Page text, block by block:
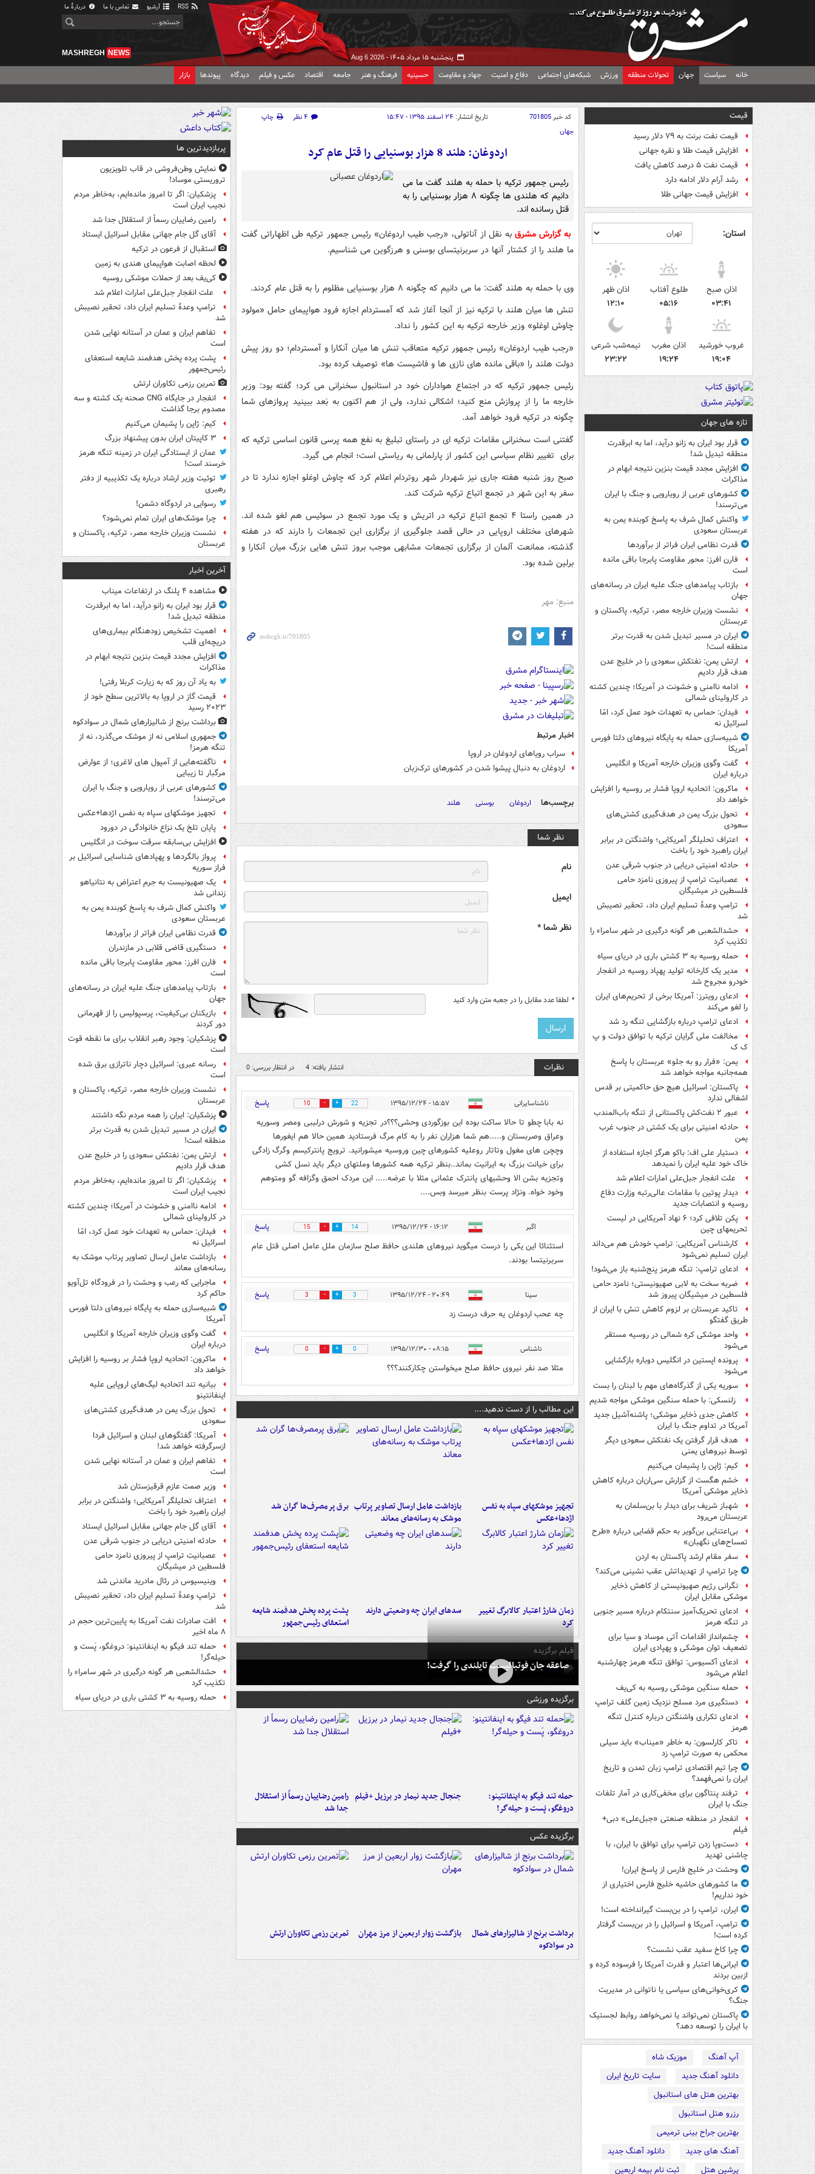
آرشیو تماس با ما دربارهٔ ما
پنجشنبه ۱۵ مرداد ۱۴۰۵ - Aug 6 2026
MASHREGH NEWS
خانه سیاست جهان تحولات منطقه ورزش شبکه‌های اجتماعی دفاع و امنیت جهاد و مقاومت حسینیه فرهنگ و هنر جامعه اقتصاد عکس و فیلم دیدگاه پیوندها بازار
قیمت
قیمت نفت برنت به ۷۹ دلار رسید
افزایش قیمت طلا و نقره جهانی
قیمت نفت ۵ درصد کاهش یافت
رشد آرام دلار ادامه دارد
افزایش قیمت جهانی طلا
استان:
اذان صبح
۰۳:۴۱
طلوع آفتاب
۰۵:۱۶
اذان ظهر
۱۲:۱۰
غروب خورشید
۱۹:۰۴
اذان مغرب
۱۹:۲۴
نیمه‌شب شرعی
۲۳:۲۲
تازه های جهان
قرار بود ایران به زانو درآید، اما به ابرقدرت
منطقه تبدیل شد!
افزایش مجدد قیمت بنزین نتیجه ابهام در
مذاکرات
کشورهای عربی از رویارویی و جنگ با ایران
می‌ترسند!
واکنش کمال شرف به پاسخ کوبنده یمن به
عربستان سعودی
قدرت نظامی ایران فراتر از برآوردها
فارن افرز: محور مقاومت پابرجا باقی مانده
است
بازتاب پیامدهای جنگ علیه ایران در رسانه‌های
جهان
نشست وزیران خارجه مصر، ترکیه، پاکستان و
عربستان
ایران در مسیر تبدیل شدن به قدرت برتر
منطقه است!
ارتش یمن: نفتکش سعودی را در خلیج عدن
هدف قرار دادیم
ادامه ناامنی و خشونت در آمریکا؛ چندین کشته
در کارولینای شمالی
فیدان: حماس به تعهدات خود عمل کرد، امّا
اسرائیل نه
شبیه‌سازی حمله به پایگاه نیروهای دلتا فورس
آمریکا
گفت وگوی وزیران خارجه آمریکا و انگلیس
درباره ایران
ماکرون: اتحادیه اروپا فشار بر روسیه را افزایش
خواهد داد
تحول بزرگ یمن در هدف‌گیری کشتی‌های
سعودی
اعتراف تحلیلگر آمریکایی؛ واشنگتن در برابر
ایران راهبرد خود را باخت
حادثه امنیتی دریایی در جنوب شرقی عدن
عصبانیت ترامپ از پیروزی نامزد حامی
فلسطین در میشیگان
ترامپ وعدۀ تسلیم ایران داد، تحقیر نصیبش
شد
حشدالشعبی هر گونه درگیری در شهر سامراء را
تکذیب کرد
حمله روسیه به ۳ کشتی باری در دریای سیاه
مدیر یک کارخانه تولید پهپاد روسیه در انفجار
خودرو مجروح شد
ادعای رویترز: آمریکا برخی از تحریم‌های ایران
را لغو می‌کند
ادعای ترامپ درباره بازگشایی تنگه رد شد
مخالفت ملی گرایان ترکیه با توافق دولت و پ
ک ک
یمن: «فرار رو به جلو» عربستان با پاسخ
همه‌جانبه‌ مواجه خواهد شد
پاکستان: اسرائیل هیچ حق حاکمیتی بر قدس
اشغالی ندارد
عبور ۲ نفت‌کش پاکستانی از تنگه باب‌المندب
حادثه امنیتی برای یک کشتی در جنوب غرب
یمن
دستیار علی اف: باکو هرگز اجازه استفاده از
خاک خود علیه ایران را نمیدهد
علت انفجار جبل‌علی امارات اعلام شد
دیدار پوتین با مقامات عالی‌رتبه وزارت دفاع
روسیه و انتصابات جدید
پکن تلافی کرد؛ ۶ نهاد آمریکایی در لیست
تحریمهای چین
کارشناس آمریکایی: ترامپ خودش هم می‌داند
ایران تسلیم نمی‌شود
ادعای ترامپ: تنگه هرمز پنج‌شنبه باز می‌شود!
ضربه سخت به لابی صهیونیستی؛ نامزد حامی
فلسطین در میشیگان پیروز شد
تاکید عربستان بر لزوم کاهش تنش با ایران از
طریق گفتگو
واحد موشکی کره شمالی در روسیه مستقر
می‌شود
پرونده اپستین در انگلیس دوباره بازگشایی
می‌شود
سوریه یکی از گذرگاه‌های مهم با لبنان را بست
زلنسکی: با حمله سنگین موشکی مواجه شدیم
کاهش جدی ذخایر موشکی؛ پاشنه‌آشیل جدید
آمریکا در تداوم جنگ با ایران
هدف قرار گرفتن یک نفتکش سعودی دیگر
توسط نیروهای یمنی
کیم: ژاپن را پشیمان می‌کنیم
خشم هگست از گزارش سی‌ان‌ان درباره کاهش
ذخایر موشکی آمریکا
شهباز شریف برای دیدار با بن‌سلمان به
عربستان می‌رود
بی‌اعتنایی بن‌گویر به حکم قضایی درباره «طرح
تمساح‌های نگهبان»
سفر مقام ارشد پاکستان به اردن
چرا ترامپ از تهدیداتش عقب نشینی می‌کند؟
نگرانی رژیم صهیونیستی از کاهش ذخایر
موشکی مقابل ایران
ادعای تحریک‌آمیز سنتکام درباره مسیر جنوبی
در تنگه هرمز
چشم‌انداز اقدامات آتی موساد و سیا برای
تضعیف توان موشکی و پهپادی ایران
ادعای آکسیوس: توافق تنگه هرمز چهارشنبه
اعلام می‌شود
حمله سنگین موشکی روسیه به کی‌یف
دستگیری مرد مسلح نزدیک زمین گلف ترامپ
ادعای تکراری واشنگتن درباره کنترل تنگه
هرمز
تاکر کارلسون: به خاطر «میناب» باید سیلی
محکمی به صورت ترامپ زد
چرا تیم اقتصادی ترامپ زبان تمدن و تاریخ
ایران را نمی‌فهمد؟
ترفند پنتاگون برای مخفی‌کاری در آمار تلفات
جنگ با ایران
انفجار در منطقه صنعتی «جبل‌علی» دبی+
فیلم
دست‌وپا زدن ترامپ برای توافق با ایران، با
چاشنی تهدید
وحشت در خلیج فارس از پاسخ ایران!
ما کشورهای حاشیه خلیج فارس اختیاری از
خود نداریم!
ایران، ترامپ را در بن‌بست گیرانداخته است!
ترامپ، آمریکا و اسرائیل را در بن‌بست گرفتار
کرده است!
چرا کاخ سفید عقب نشست؟
ایرانی‌ها اعتبار و قدرت آمریکا را فرسوده کرده و
ازبین بردند
کری‌خوانی‌های سیاسی یا ناتوانی در مدیریت
جنگ؟
پاکستان نمی‌تواند یا نمی‌خواهد روابط لجستیک
با ایران را توسعه دهد؟
آپ آهنگ
موزیک شاه
دانلود آهنگ جدید
سایت تاریخ ایران
بهترین هتل های استانبول
رزرو هتل استانبول
بهترین جراح بینی ترمیمی
آهنگ های جدید
دانلود آهنگ جدید
پرشین هتل
ثبت نام بیمه اربعین
کد خبر701805 تاریخ انتشار: ۲۴ اسفند ۱۳۹۵ - ۱۵:۴۷ ۴ نظر
چاپ
جهان
اردوغان: هلند 8 هزار بوسنیایی را قتل عام کرد
رئیس جمهور ترکیه با حمله به هلند گفت ما می
دانیم که هلندی ها چگونه ۸ هزار بوسنیایی را به
قتل رسانده اند.
به گزارش مشرق به نقل از آناتولی، «رجب طیب اردوغان» رئیس جمهور ترکیه طی اظهاراتی گفت
ما هلند را از کشتار آنها در سربرنیتسای بوسنی و هرزگوین می شناسیم.
وی با حمله به هلند گفت: ما می دانیم که چگونه ۸ هزار بوسنیایی مظلوم را به قتل عام کردند.
تنش ها میان هلند با ترکیه نیز از آنجا آغاز شد که آمستردام اجازه فرود هواپیمای حامل «مولود
چاوش اوغلو» وزیر خارجه ترکیه به این کشور را نداد.
«رجب طیب اردوغان» رئیس جمهور ترکیه متعاقب تنش ها میان آنکارا و آمستردام؛ دو روز پیش
دولت هلند را «باقی مانده های نازی ها و فاشیست ها» توصیف کرده بود.
رئیس جمهور ترکیه که در اجتماع هواداران خود در استانبول سخنرانی می کرد؛ گفته بود: وزیر
خارجه ما را از پروازش منع کنید؛ اشکالی ندارد، ولی از هم اکنون به بَعد ببینید پروازهای شما
چگونه در ترکیه فرود خواهد آمد.
گفتنی است سخنرانی مقامات ترکیه ای در راستای تبلیغ به نفع همه پرسی قانون اساسی ترکیه که
برای تغییر نظام سیاسی این کشور از پارلمانی به ریاستی است؛ انجام می گیرد.
صبح روز شنبه هفته جاری نیز شهردار شهر روتردام اعلام کرد که چاوش اوغلو اجازه ندارد تا در
سفر به این شهر در تجمع اتباع ترکیه شرکت کند.
در همین راستا ۴ تجمع اتباع ترکیه در اتریش و یک مورد تجمع در سوئیس هم لغو شده اند.
شهرهای مختلف اروپایی در حالی قصد جلوگیری از برگزاری این تجمعات را دارند که در هفته
گذشته، ممانعت آلمان از برگزاری تجمعات مشابهی موجب بروز تنش هایی بزرگ میان آنکارا و
برلین شده بود.
منبع: مهر
اخبار مرتبط
سراب رویاهای اردوغان در اروپا
اردوغان به دنبال پیشوا شدن در کشورهای ترک‌زبان
برچسب‌ها اردوغان بوسنی هلند
نظر شما
نام
ایمیل
نظر شما *
* لطفا عدد مقابل را در جعبه متن وارد کنید
نظرات انتشار یافته: 4 در انتظار بررسی: 0
ناشناسایرانی ۱۵:۵۷ - ۱۳۹۵/۱۲/۲۴ 22
10 پاسخ
نه بابا چطو تا حالا ساکت بوده این بوزگوردی وحشی؟؟؟در تجزیه و شورش درلیبی ومصر وسوریه
وعراق وصربستان و.....هم شما هزاران نفر را به کام مرگ فرستادید همین حالا هم ایغورها
وچچن های مغول وتاتار روعلیه کشورهای چین وروسیه میشورانید. ترویج پانترکیسم وگرگ زادگی
برای خیانت بزرگ به ایرانیت بماند..بنظر ترکیه همه کشورها وملتهای دیگر باید نسل کشی
وتجزیه بشن الا وحشیهای پانترک عثمانی مثلا با عرضه..... این مردک احمق وگزافه گو ومتوهم
وخود خواه. ونژاد پرست بنظر میرسد وبس....
اگبر ۱۶:۱۲ - ۱۳۹۵/۱۲/۲۴ 14
15 پاسخ
استثنائا این یکی را درست میگوید نیروهای هلندی حافظ صلح سازمان ملل عامل اصلی قتل عام
سربرنیتسا بودند.
سینا ۲۰:۴۹ - ۱۳۹۵/۱۲/۲۴ 3
3 پاسخ
چه عحب اردوغان یه حرف درست زد
ناشناس ۰۸:۱۵ - ۱۳۹۵/۱۲/۳۰ 0
0 پاسخ
مثلا صد نفر نیروی حافظ صلح میخواستن چکارکنند؟؟؟
این مطالب را از دست ندهید....
تجهیز موشکهای سپاه به نفس
اژدها+عکس
بازداشت عامل ارسال تصاویر پرتاب
موشک به رسانه‌های معاند
برق پرمصرف‌ها گران شد
زمان شارژ اعتبار کالابرگ تغییر
کرد
سدهای ایران چه وضعیتی دارند
پشت پرده پخش هدفمند شایعه
استعفای رئیس‌جمهور
فیلم برگزیده
صاعقه جان فوتبالیست تایلندی را گرفت!
برگزیده ورزشی
حمله تند فیگو به اینفانتینو:
دروغگو، پَست‌ و حیله‌گر!
جنجال جدید نیمار در برزیل +فیلم رامین رضاییان رسماً از استقلال
جدا شد
برگزیده عکس
برداشت برنج از شالیزارهای شمال
در سوادکوه
بازگشت زوار اربعین از مرز مهران تمرین رزمی تکاوران ارتش
پربازدیدترین ها
نمایش وطن‌فروشی در قاب تلویزیون
تروریستی موساد!
پزشکیان: اگر تا امروز مانده‌ایم، به‌خاطر مردم
نجیب ایران است
رامین رضاییان رسماً از استقلال جدا شد
آقای گل جام جهانی مقابل اسرائیل ایستاد
استقبال از فرعون در ترکیه
لحظه اصابت هواپیمای هندی به زمین
کی‌یف بعد از حملات موشکی روسیه
علت انفجار جبل‌علی امارات اعلام شد
ترامپ وعدۀ تسلیم ایران داد، تحقیر نصیبش
شد
تفاهم ایران و عمان در آستانه نهایی شدن
است
پشت پرده پخش هدفمند شایعه استعفای
رئیس‌جمهور
تمرین رزمی تکاوران ارتش
انفجار در جایگاه CNG صحنه یک کشته و سه
مصدوم برجا گذاشت
کیم: ژاپن را پشیمان می‌کنیم
۳ کاپیتان ایران بدون پیشنهاد بزرگ
عمان از ایستادگی ایران در زمینه تنگه هرمز
خرسند است!
توئیت وزیر ارشاد درباره یک تکذیبیه از دفتر
رهبری
رسوایی در اردوگاه دشمن!
چرا موشک‌های ایران تمام نمی‌شود؟
نشست وزیران خارجه مصر، ترکیه، پاکستان و
عربستان
آخرین اخبار
مشاهده ۴ پلنگ در ارتفاعات میناب
قرار بود ایران به زانو درآید، اما به ابرقدرت
منطقه تبدیل شد!
اهمیت تشخیص زودهنگام بیماری‌های
دریچه‌ای قلب
افزایش مجدد قیمت بنزین نتیجه ابهام در
مذاکرات
به یاد آن روز که به زیارت کربلا رفتی!
قیمت گاز در اروپا به بالاترین سطح خود از
۲۰۲۳ رسید
برداشت برنج از شالیزارهای شمال در سوادکوه
جمهوری اسلامی نه از موشک می‌گذرد، نه از
تنگه هرمز!
ناگفته‌هایی از آمپول های لاغری؛ از عوارض
مرگبار تا زیبایی
کشورهای عربی از رویارویی و جنگ با ایران
می‌ترسند!
تجهیز موشکهای سپاه به نفس اژدها+عکس
پایان تلخ یک نزاع خانوادگی در دورود
افزایش بی‌سابقه سرقت سوخت در انگلیس
پرواز بالگردها و پهپادهای شناسایی اسرائیل بر
فراز سوریه
یک صهیونیست به جرم اعتراض به نتانیاهو
زندانی شد
واکنش کمال شرف به پاسخ کوبنده یمن به
عربستان سعودی
قدرت نظامی ایران فراتر از برآوردها
دستگیری قاضی قلابی در مازندران
فارن افرز: محور مقاومت پابرجا باقی مانده
است
بازتاب پیامدهای جنگ علیه ایران در رسانه‌های
جهان
بازیکنان بی‌کیفیت، پرسپولیس را از قهرمانی
دور کردند
پزشکیان: وجود رهبر انقلاب برای ما نقطه قوت
است
رسانه عبری: اسرائیل دچار ناترازی برق شده
است
نشست وزیران خارجه مصر، ترکیه، پاکستان و
عربستان
پزشکیان: ایران را همه مردم نگه داشتند
ایران در مسیر تبدیل شدن به قدرت برتر
منطقه است!
ارتش یمن: نفتکش سعودی را در خلیج عدن
هدف قرار دادیم
پزشکیان: اگر تا امروز مانده‌ایم، به‌خاطر مردم
نجیب ایران است
ادامه ناامنی و خشونت در آمریکا؛ چندین کشته
در کارولینای شمالی
فیدان: حماس به تعهدات خود عمل کرد، امّا
اسرائیل نه
بازداشت عامل ارسال تصاویر پرتاب موشک به
رسانه‌های معاند
ماجرایی که رعب و وحشت را در فرودگاه تل‌آویو
حاکم کرد
شبیه‌سازی حمله به پایگاه نیروهای دلتا فورس
آمریکا
گفت وگوی وزیران خارجه آمریکا و انگلیس
درباره ایران
ماکرون: اتحادیه اروپا فشار بر روسیه را افزایش
خواهد داد
بیانیه تند اتحادیه لیگ‌های اروپایی علیه
اینفانتینو
تحول بزرگ یمن در هدف‌گیری کشتی‌های
سعودی
آمریکا: گفتگوهای لبنان و اسرائیل فردا
ازسرگرفته خواهد شد!
تفاهم ایران و عمان در آستانه نهایی شدن
است
وزیر صمت عازم قرقیزستان شد
اعتراف تحلیلگر آمریکایی؛ واشنگتن در برابر
ایران راهبرد خود را باخت
آقای گل جام جهانی مقابل اسرائیل ایستاد
حادثه امنیتی دریایی در جنوب شرقی عدن
عصبانیت ترامپ از پیروزی نامزد حامی
فلسطین در میشیگان
وینیسیوس در رئال مادرید ماندنی شد
ترامپ وعدۀ تسلیم ایران داد، تحقیر نصیبش
شد
افت صادرات نفت آمریکا به پایین‌ترین حجم در
۸ ماه اخیر
حمله تند فیگو به اینفانتینو: دروغگو، پَست‌ و
حیله‌گر!
حشدالشعبی هر گونه درگیری در شهر سامراء را
تکذیب کرد
حمله روسیه به ۳ کشتی باری در دریای سیاه